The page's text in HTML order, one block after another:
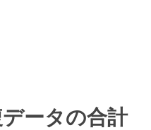
ータの合計